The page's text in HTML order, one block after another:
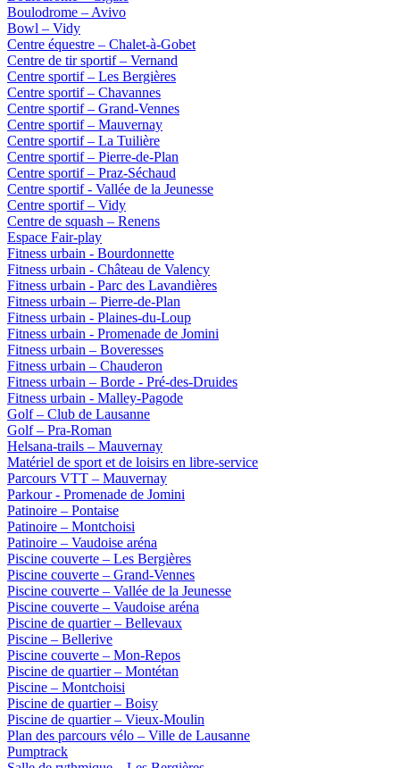
Boulodrome – Avivo
Bowl – Vidy
Centre équestre – Chalet-à-Gobet
Centre de tir sportif – Vernand
Centre sportif – Les Bergières
Centre sportif – Chavannes
Centre sportif – Grand-Vennes
Centre sportif – Mauvernay
Centre sportif – La Tuilière
Centre sportif – Pierre-de-Plan
Centre sportif – Praz-Séchaud
Centre sportif - Vallée de la Jeunesse
Centre sportif – Vidy
Centre de squash – Renens
Espace Fair-play
Fitness urbain - Bourdonnette
Fitness urbain - Château de Valency
Fitness urbain - Parc des Lavandières
Fitness urbain – Pierre-de-Plan
Fitness urbain - Plaines-du-Loup
Fitness urbain - Promenade de Jomini
Fitness urbain – Boveresses
Fitness urbain – Chauderon
Fitness urbain – Borde - Pré-des-Druides
Fitness urbain - Malley-Pagode
Golf – Club de Lausanne
Golf – Pra-Roman
Helsana-trails – Mauvernay
Matériel de sport et de loisirs en libre-service
Parcours VTT – Mauvernay
Parkour - Promenade de Jomini
Patinoire – Pontaise
Patinoire – Montchoisi
Patinoire – Vaudoise aréna
Piscine couverte – Les Bergières
Piscine couverte – Grand-Vennes
Piscine couverte – Vallée de la Jeunesse
Piscine couverte – Vaudoise aréna
Piscine de quartier – Bellevaux
Piscine – Bellerive
Piscine couverte – Mon-Repos
Piscine de quartier – Montétan
Piscine – Montchoisi
Piscine de quartier – Boisy
Piscine de quartier – Vieux-Moulin
Plan des parcours vélo – Ville de Lausanne
Pumptrack